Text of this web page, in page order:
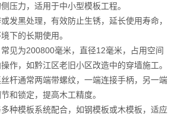
压力，适用于中小型模板工程。
发黑处理，有效防止生锈，延长使用寿命，
下的长期使用。
见为200800毫米，直径12毫米，占用空间
作，如黔江区老旧小区改造中的穿墙施工。
丝杆通常两端带螺纹，一端连接手柄，另一端
和锁定，提高木工精度。
种模板系统配合，如钢模板或木模板，适应